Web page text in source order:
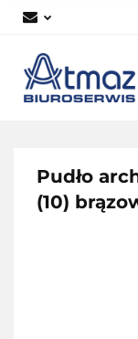
Pudło
(10)